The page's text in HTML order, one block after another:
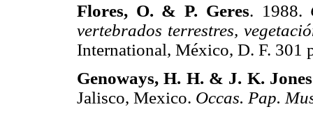
Flores, O. & P. Geres. 1988.
vertebrados terrestres,
International, México, D. F.
Genoways, H. H. & J. K.
Jalisco, Mexico. Occas. Pap.